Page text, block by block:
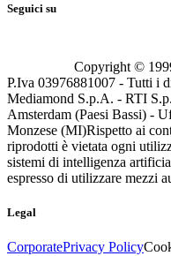
Seguici su
Copyright ©
P.Iva 03976881007 - Tutti i
Mediamond S.p.A. - RTI
Amsterdam (Paesi Bassi) -
Monzese (MI)Rispetto ai
riprodotti è vietata ogni
sistemi di intelligenza
espresso di utilizzare mezzi
Legal
CorporatePrivacy Policy